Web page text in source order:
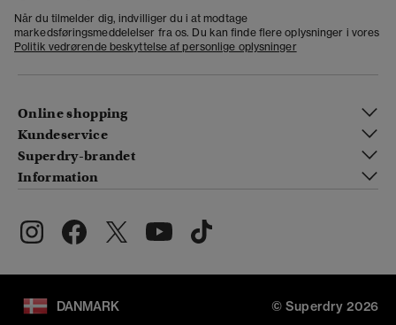
Når du tilmelder dig, indvilliger du i at modtage
markedsføringsmeddelelser fra os. Du kan finde flere oplysninger i vores
Politik vedrørende beskyttelse af personlige oplysninger
Online shopping
Kundeservice
Superdry-brandet
Information
DANMARK © Superdry 2026